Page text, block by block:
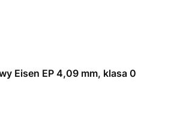
Eisen EP 4,09 mm, klasa 0